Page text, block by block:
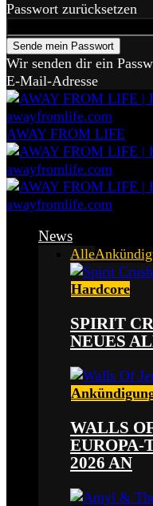
Passwort zurücksetzen
Wir senden dir ein
E-Mail-Adresse
AWAY FROM LIFE
News
Alle
Hardcore
SPIRIT
NEUES
WALLS
EUROPA-
2026 AN